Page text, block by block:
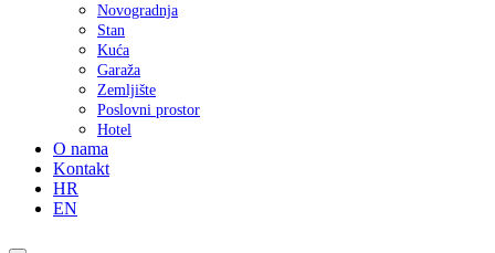
Novogradnja
Stan
Kuća
Garaža
Zemljište
Poslovni prostor
Hotel
O nama
Kontakt
HR
EN